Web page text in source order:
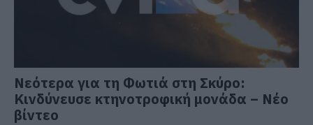
Νεότερα για τη Φωτιά στη Σκύρο:
Κινδύνευσε κτηνοτροφική μονάδα – Νέο
βίντεο